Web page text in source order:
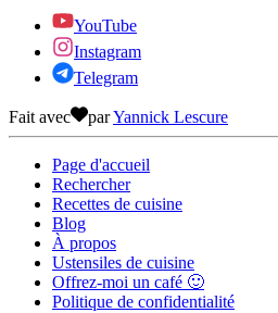
YouTube
Instagram
Telegram
Fait avec parYannick Lescure
Page d'accueil
Rechercher
Recettes de cuisine
Blog
À propos
Ustensiles de cuisine
Offrez-moi un café 🙂
Politique de confidentialité